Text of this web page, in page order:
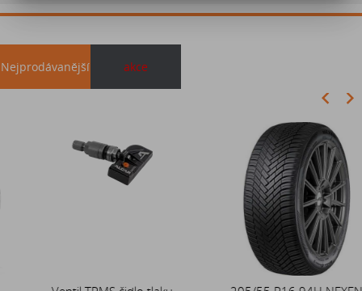
Nejprodávanější akce